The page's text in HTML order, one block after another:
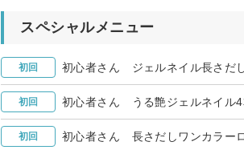
スペシャルメニュー
初回 初心者さん ジェルネイル長さだ
初回 初心者さん うる艶ジェルネイル4
初回 初心者さん 長さだしワンカラー